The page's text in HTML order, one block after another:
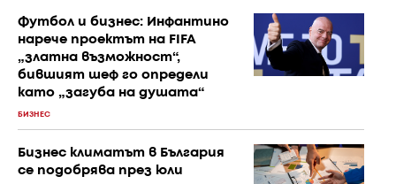
Футбол и бизнес: Инфантино
нарече проектът на FIFA
„златна възможност“,
бившият шеф го определи
като „загуба на душата“
БИЗНЕС
Бизнес климатът в България
се подобрява през юли